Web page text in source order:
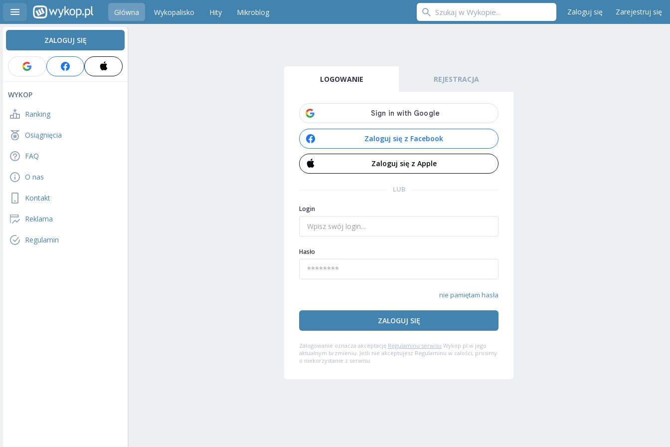
Główna Wykopalisko Hity Mikroblog Zaloguj się Zarejestruj się
ZALOGUJ SIĘ
WYKOP
Ranking
Osiągnięcia
FAQ
O nas
Kontakt
Reklama
Regulamin
LOGOWANIE REJESTRACJA
Zaloguj się z Facebook
Zaloguj się z Apple
LUB
Login
Hasło
nie pamiętam hasła
ZALOGUJ SIĘ
Zalogowanie oznacza akceptację Regulaminu serwisu Wykop.pl w jego
aktualnym brzmieniu. Jeśli nie akceptujesz Regulaminu w całości, prosimy
o niekorzystanie z serwisu.